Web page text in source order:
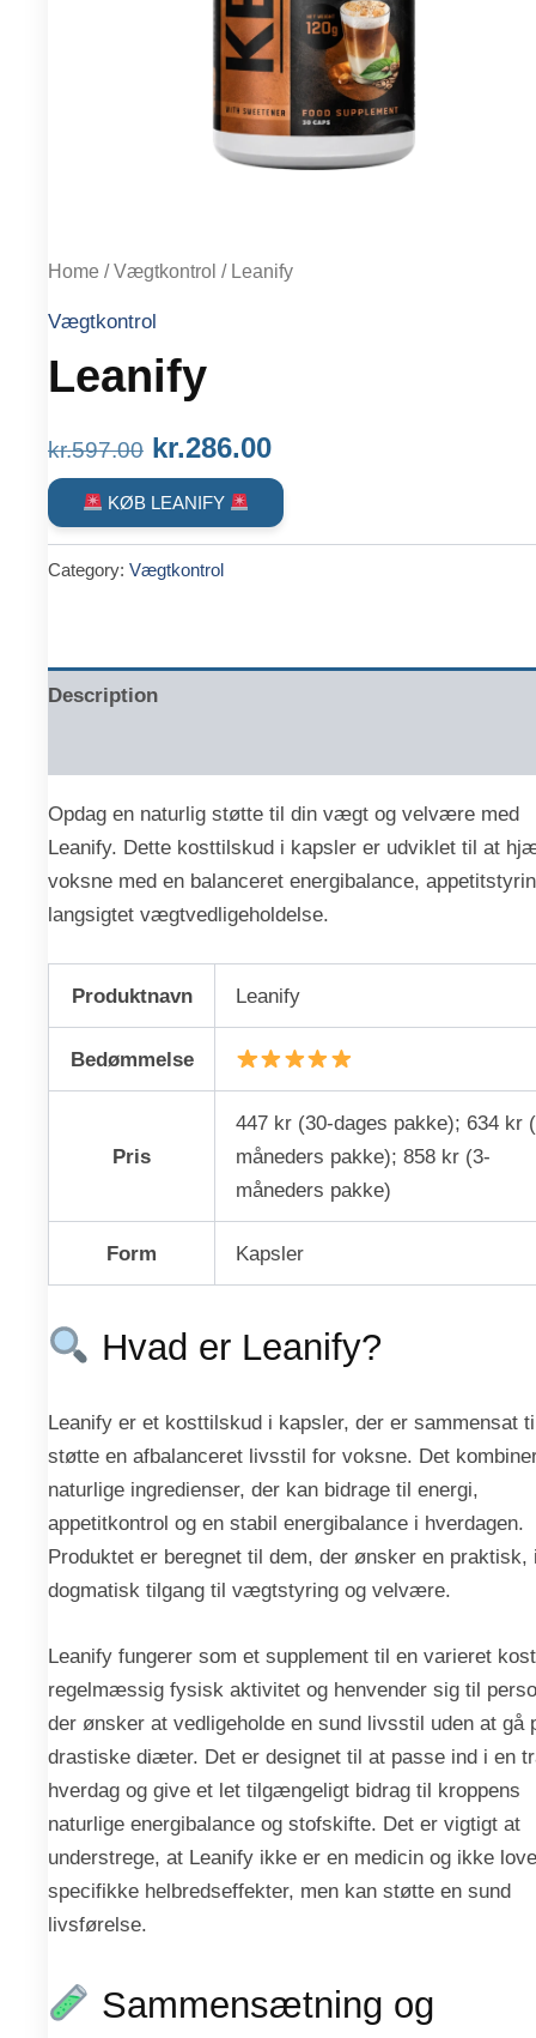
Home /Vægtkontrol / Leanify
Vægtkontrol
Leanify
kr.597.00 Original
price
was:
kr.597.00.
kr.286.00Current
price
is:
KØB LEANIFY
Category: Vægtkontrol
Description
Opdag en naturlig støtte til din vægt og velvære med
Leanify. Dette kosttilskud i kapsler er udviklet til at
voksne med en balanceret energibalance,
langsigtet vægtvedligeholdelse.
Produktnavn Leanify
Bedømmelse
Pris
447 kr (30-dages pakke); 634 kr
måneders pakke); 858 kr (3-
måneders pakke)
Form Kapsler
Hvad er Leanify?
Leanify er et kosttilskud i kapsler, der er sammensat
støtte en afbalanceret livsstil for voksne. Det
naturlige ingredienser, der kan bidrage til energi,
appetitkontrol og en stabil energibalance i hverdagen.
Produktet er beregnet til dem, der ønsker en praktisk,
dogmatisk tilgang til vægtstyring og velvære.
Leanify fungerer som et supplement til en varieret
regelmæssig fysisk aktivitet og henvender sig til
der ønsker at vedligeholde en sund livsstil uden at gå
drastiske diæter. Det er designet til at passe ind i en
hverdag og give et let tilgængeligt bidrag til kroppens
naturlige energibalance og stofskifte. Det er vigtigt at
understrege, at Leanify ikke er en medicin og ikke
specifikke helbredseffekter, men kan støtte en sund
livsførelse.
Sammensætning og